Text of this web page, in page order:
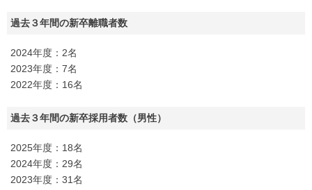
過去３年間の新卒離職者数
2024年度：2名
2023年度：7名
2022年度：16名
過去３年間の新卒採用者数（男性）
2025年度：18名
2024年度：29名
2023年度：31名